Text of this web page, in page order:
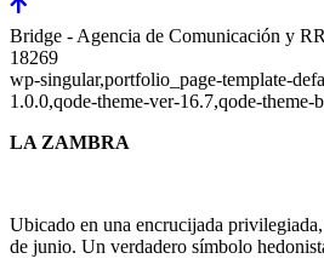
Bridge - Agencia de Comunicación y
18269
wp-singular,portfolio_page-template-
1.0.0,qode-theme-ver-16.7,qode-
LA ZAMBRA
Ubicado en una encrucijada
de junio. Un verdadero símbolo